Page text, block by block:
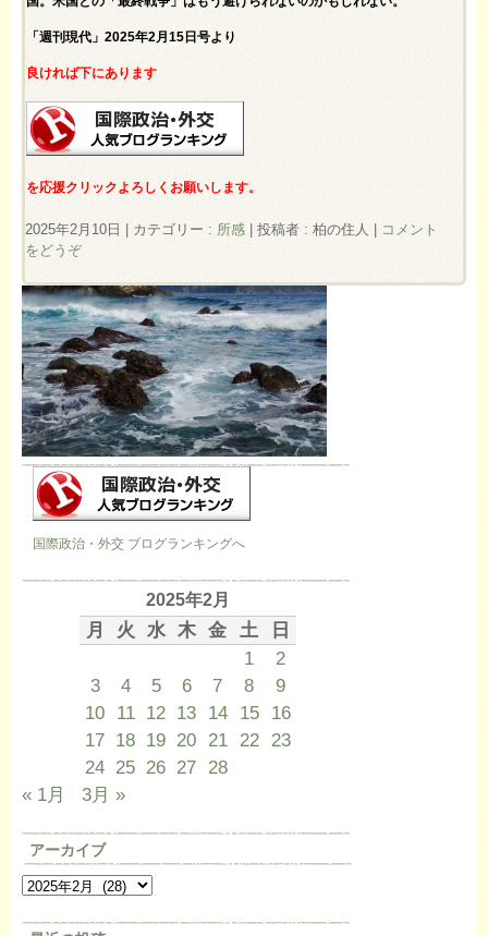
「週刊現代」2025年2月15日号より
良ければ下にあります
を応援クリックよろしくお願いします。
2025年2月10日 カテゴリー : 所感 投稿者 : 柏の住人
コメント
をどうぞ
国際政治・外交 ブログランキングへ
2025年2月
月 火 水 木 金 土
日
1
2
3
4 5 6 7 8
9
10 11 12 13 14 15
16
17 18 19 20 21 22
23
24 25 26 27 28
« 1月
3月 »
アーカイブ